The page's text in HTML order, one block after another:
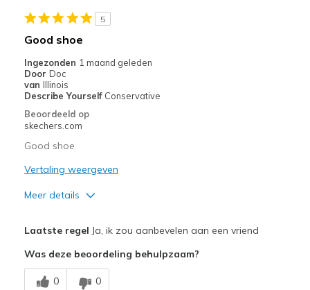
Beste toepassingen
Going Out
View On Shoes
Shoes are for Wearing
5
Good shoe
Ingezonden 1 maand geleden
Door Doc
van Illinois
Describe Yourself Conservative
Beoordeeld op
skechers.com
Good shoe
Vertaling weergeven
Meer details
Comfortable
Laatste regel Ja, ik zou aanbevelen aan een vriend
Was deze beoordeling behulpzaam?
0 0